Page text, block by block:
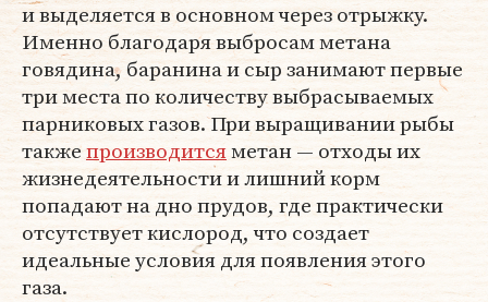
и выделяется в основном через отрыжку.
Именно благодаря выбросам метана
говядина, баранина и сыр занимают первые
три места по количеству выбрасываемых
парниковых газов. При выращивании рыбы
такжепроизводитсяметан — отходы их
жизнедеятельности и лишний корм
попадают на дно прудов, где практически
отсутствует кислород, что создает
идеальные условия для появления этого
газа.